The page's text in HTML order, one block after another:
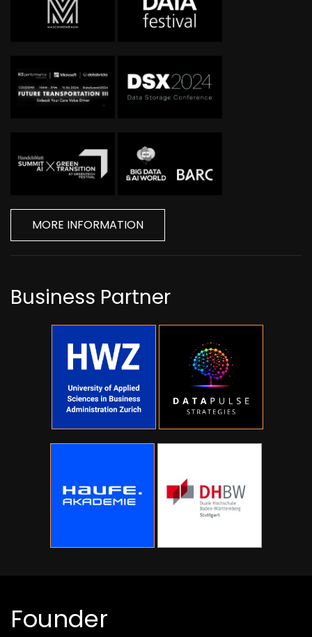
MORE INFORMATION
Business Partner
Founder